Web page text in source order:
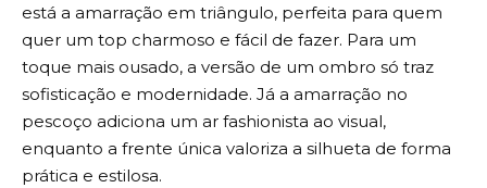
está a amarração em triângulo, perfeita para quem
quer um top charmoso e fácil de fazer. Para um
toque mais ousado, a versão de um ombro só traz
sofisticação e modernidade. Já a amarração no
pescoço adiciona um ar fashionista ao visual,
enquanto a frente única valoriza a silhueta de forma
prática e estilosa.